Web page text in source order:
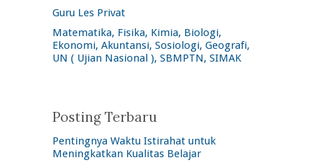
Guru Les Privat
Matematika, Fisika, Kimia, Biologi,
Ekonomi, Akuntansi, Sosiologi, Geografi,
UN ( Ujian Nasional ), SBMPTN, SIMAK
Posting Terbaru
Pentingnya Waktu Istirahat untuk
Meningkatkan Kualitas Belajar